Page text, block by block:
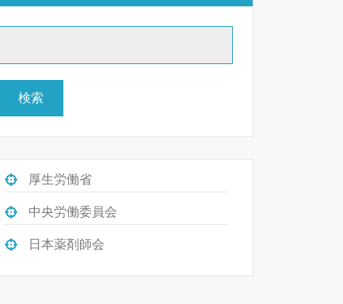
検索
厚生労働省
中央労働委員会
日本薬剤師会